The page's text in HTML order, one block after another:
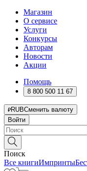
Магазин
О сервисе
Услуги
Конкурсы
Авторам
Новости
Акции
Помощь
8 800 500 11 67
RUBСменить валюту
Войти
Поиск
Все книгиИмпринты